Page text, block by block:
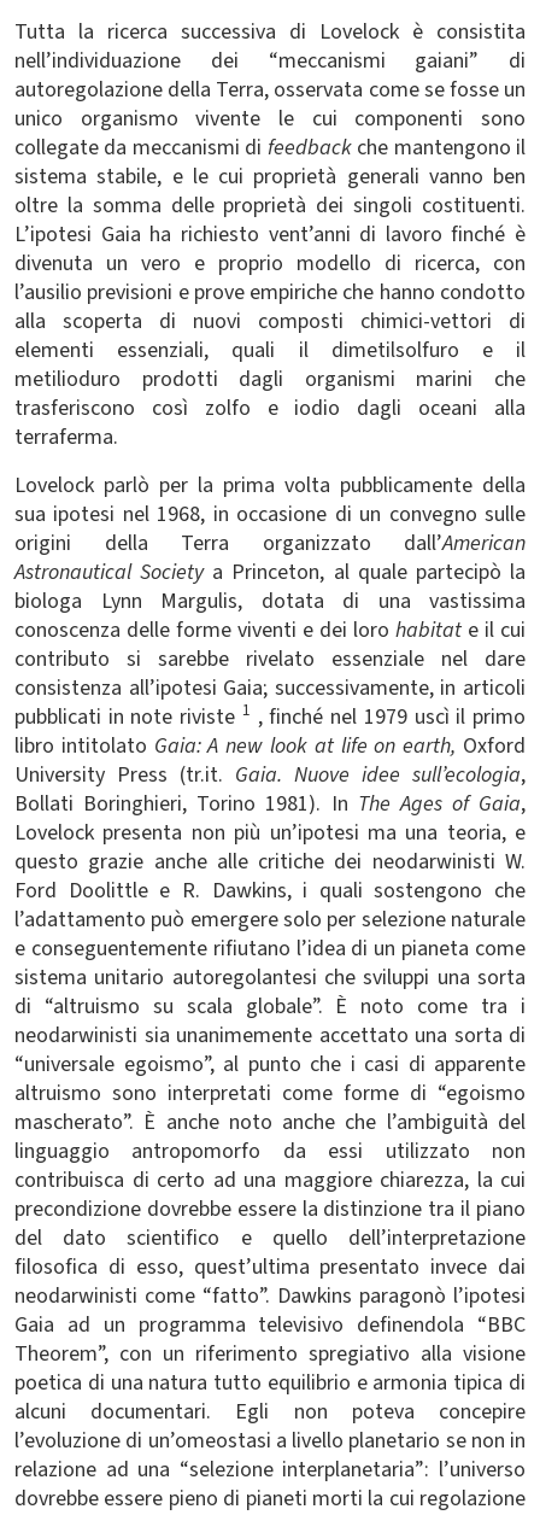
Tutta la ricerca successiva di Lovelock è consistita
nell’individuazione dei “meccanismi gaiani” di
autoregolazione della Terra, osservata come se fosse un
unico organismo vivente le cui componenti sono
collegate da meccanismi di feedback che mantengono il
sistema stabile, e le cui proprietà generali vanno ben
oltre la somma delle proprietà dei singoli costituenti.
L’ipotesi Gaia ha richiesto vent’anni di lavoro finché è
divenuta un vero e proprio modello di ricerca, con
l’ausilio previsioni e prove empiriche che hanno condotto
alla scoperta di nuovi composti chimici-vettori di
elementi essenziali, quali il dimetilsolfuro e il
metilioduro prodotti dagli organismi marini che
trasferiscono così zolfo e iodio dagli oceani alla
terraferma.
Lovelock parlò per la prima volta pubblicamente della
sua ipotesi nel 1968, in occasione di un convegno sulle
origini della Terra organizzato dall’American
Astronautical Societya Princeton, al quale partecipò la
biologa Lynn Margulis, dotata di una vastissima
conoscenza delle forme viventi e dei loro habitat e il cui
contributo si sarebbe rivelato essenziale nel dare
consistenza all’ipotesi Gaia; successivamente, in articoli
pubblicati in note riviste 1 , finché nel 1979 uscì il primo
libro intitolato Gaia: A new look at life on earth, Oxford
University Press (tr.it. Gaia. Nuove idee sull’ecologia,
Bollati Boringhieri, Torino 1981). In The Ages of Gaia,
Lovelock presenta non più un’ipotesi ma una teoria, e
questo grazie anche alle critiche dei neodarwinisti W.
Ford Doolittle e R. Dawkins, i quali sostengono che
l’adattamento può emergere solo per selezione naturale
e conseguentemente rifiutano l’idea di un pianeta come
sistema unitario autoregolantesi che sviluppi una sorta
di “altruismo su scala globale”. È noto come tra i
neodarwinisti sia unanimemente accettato una sorta di
“universale egoismo”, al punto che i casi di apparente
altruismo sono interpretati come forme di “egoismo
mascherato”. È anche noto anche che l’ambiguità del
linguaggio antropomorfo da essi utilizzato non
contribuisca di certo ad una maggiore chiarezza, la cui
precondizione dovrebbe essere la distinzione tra il piano
del dato scientifico e quello dell’interpretazione
filosofica di esso, quest’ultima presentato invece dai
neodarwinisti come “fatto”. Dawkins paragonò l’ipotesi
Gaia ad un programma televisivo definendola “BBC
Theorem”, con un riferimento spregiativo alla visione
poetica di una natura tutto equilibrio e armonia tipica di
alcuni documentari. Egli non poteva concepire
l’evoluzione di un’omeostasi a livello planetario se non in
relazione ad una “selezione interplanetaria”: l’universo
dovrebbe essere pieno di pianeti morti la cui regolazione